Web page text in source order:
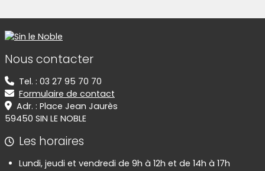
Informations de contact
Nous contacter
Tel. : 03 27 95 70 70
Formulaire de contact
Adr. : Place Jean Jaurès
59450 SIN LE NOBLE
Les horaires
Lundi, jeudi et vendredi de 9h à 12h et de 14h à 17h